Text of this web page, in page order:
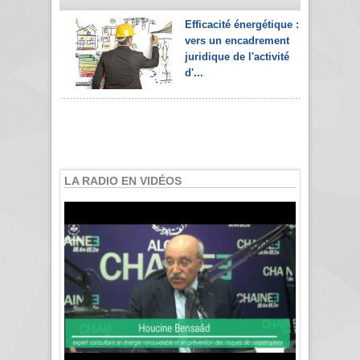
Efficacité énergétique :
vers un encadrement
juridique de l'activité
d'...
LA RADIO EN VIDÉOS